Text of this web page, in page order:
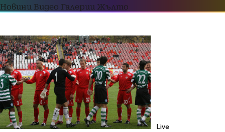
Новини Видео Галерии Жълто
Live